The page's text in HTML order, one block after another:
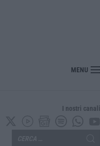
MENU
I nostri canali